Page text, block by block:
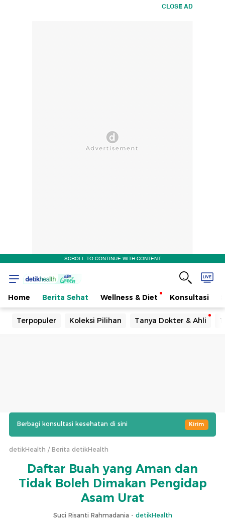
CLOSE AD
SCROLL TO CONTINUE WITH CONTENT
Home Berita Sehat Wellness & Diet Konsultasi
Terpopuler Koleksi Pilihan Tanya Dokter & Ahli
Berbagi konsultasi kesehatan di sini Kirim
detikHealth Berita detikHealth
Daftar Buah yang Aman dan
Tidak Boleh Dimakan Pengidap
Asam Urat
Suci Risanti Rahmadania - detikHealth